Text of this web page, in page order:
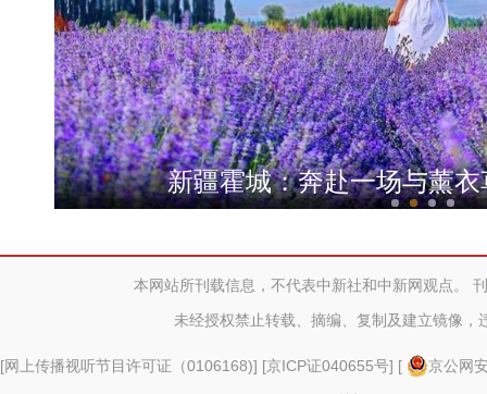
深圳援疆社会工作题材电影《
新疆霍城：奔赴一场与薰衣
本网站所刊载信息，不代表中新社和中新网观点。
未经授权禁止转载、摘编、复制及建立镜像，
[网上传播视听节目许可证（0106168)] [京ICP证040655号] [
京公网